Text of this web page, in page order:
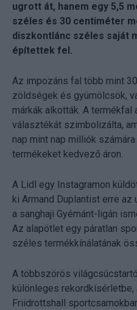
ugrott át, hanem egy 5,5
széles és 30 centiméter
diszkontlánc széles saját
építettek fel.
Az impozáns fal több mint
zöldségek és gyümölcsök,
márkák alkották. A
választékát szimbolizálta,
nap mint nap milliók
termékeket kedvező áron.
A Lidl egy Instagramon
ki Armand Duplantist erre az
a sanghaji Gyémánt-ligán
Az alapötlet egy páratlan
széles termékkínálatának
A többszörös
különleges rekordkísérletbe,
Friidrottshall